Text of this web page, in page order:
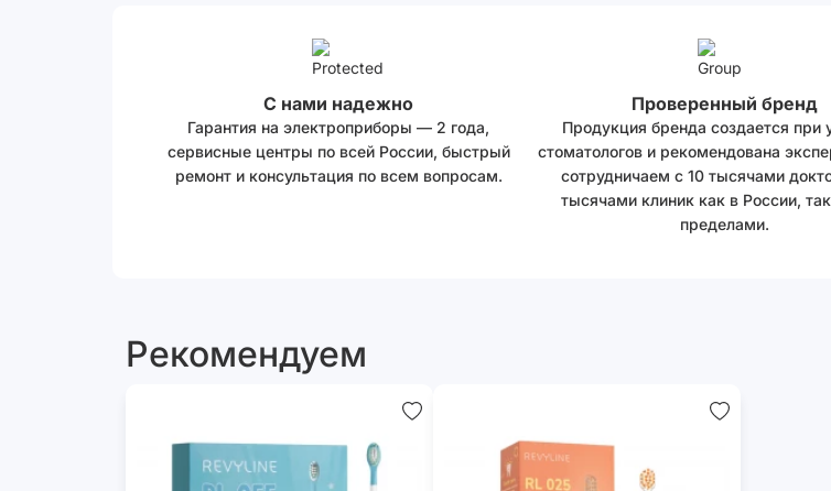
С нами надежно
Гарантия на электроприборы — 2 года,
сервисные центры по всей России, быстрый
ремонт и консультация по всем вопросам.
Проверенный бренд
Продукция бренда создается при
стоматологов и рекомендована
сотрудничаем с 10 тысячами
тысячами клиник как в России,
пределами.
Рекомендуем